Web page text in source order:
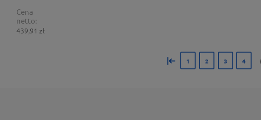
Cena
netto:
439,91 zł
« 1 2 3 4